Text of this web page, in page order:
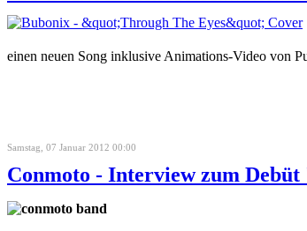
einen neuen Song inklusive Animations-Video von
Samstag, 07 Januar 2012 00:00
Conmoto - Interview zum